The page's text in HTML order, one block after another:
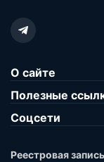
О сайте
Полезные
Соцсети
Реестровая